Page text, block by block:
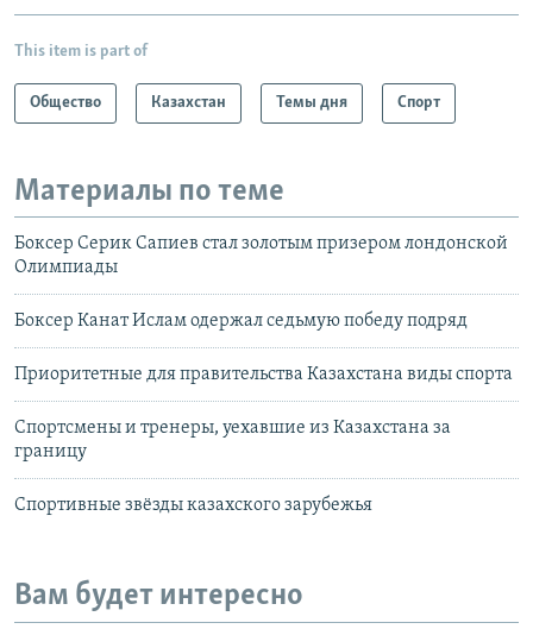
This item is part of
Общество Казахстан Темы дня Спорт
Материалы по теме
Боксер Серик Сапиев стал золотым призером лондонской
Олимпиады
Боксер Канат Ислам одержал седьмую победу подряд
Приоритетные для правительства Казахстана виды спорта
Спортсмены и тренеры, уехавшие из Казахстана за
границу
Спортивные звёзды казахского зарубежья
Вам будет интересно